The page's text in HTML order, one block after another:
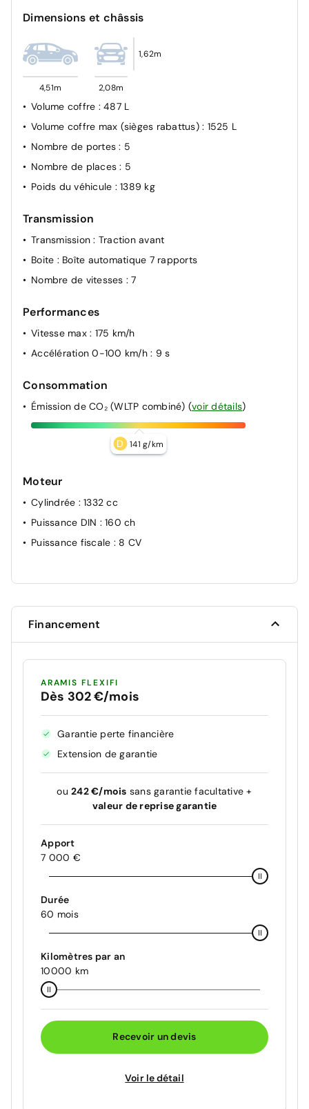
Contrôle dynamique de trajectoire ESC avec ASR
Feux AV full LED Adaptative Vision
Feux AR à LED
Alerte de distance de sécurité
Dimensions et châssis
4,51m 2,08m
1,62m
Volume coffre : 487 L
Volume coffre max (sièges rabattus) : 1525 L
Nombre de portes: 5
Nombre de places: 5
Poids du véhicule : 1389 kg
Transmission
Transmission: Traction avant
Boite : Boîte automatique 7 rapports
Nombre de vitesses : 7
Performances
Vitesse max : 175 km/h
Accélération 0-100 km/h : 9 s
Consommation
Émission de CO₂ (WLTP combiné) (voir détails)
D 141 g/km
Moteur
Cylindrée : 1332 cc
Puissance DIN : 160 ch
Puissance fiscale : 8 CV
Financement
ARAMIS FLEXIFI
Dès 302 €/mois
Garantie perte financière
Extension de garantie
ou242 €/mois sans garantie facultative +
valeur de reprise garantie
Apport
7 000 €
Durée
60 mois
Kilomètres par an
10000 km
Recevoir un devis
Voir le détail